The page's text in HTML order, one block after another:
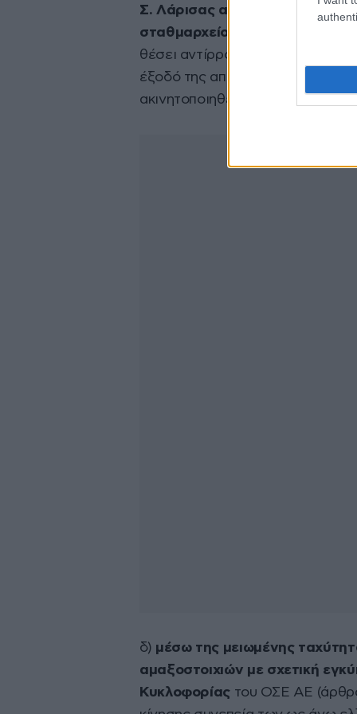
Σ. Λάρισας αντί ενός (1)
σταθμαρχείο του σταθμού
θέσει αντίρροπα επί της
έξοδό της από το Σ.Σ. Λάρισας
ακινητοποιηθεί και να εισέλθει
δ) μέσω της μειωμένης
αμαξοστοιχιών με σχετική
Κυκλοφορίας του ΟΣΕ ΑΕ